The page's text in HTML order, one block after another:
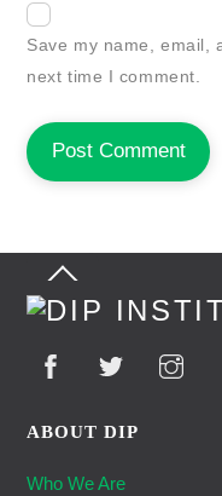
Save my name, email,
next time I comment.
Back
Top
ABOUT DIP
Who We Are